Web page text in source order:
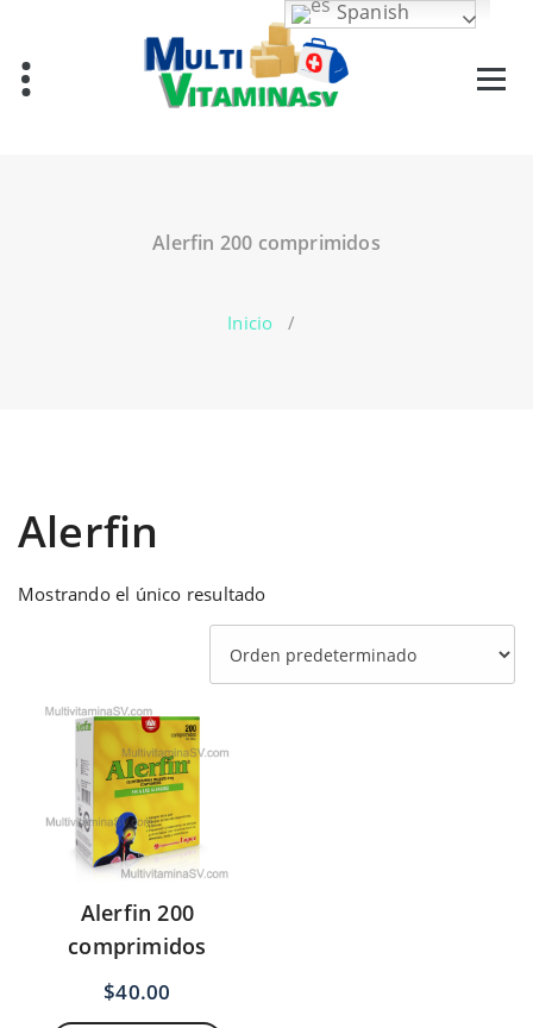
contenido
Alerfin 200 comprimidos
Inicio /
Alerfin
Mostrando el único resultado
Alerfin 200
comprimidos
$40.00
Spanish